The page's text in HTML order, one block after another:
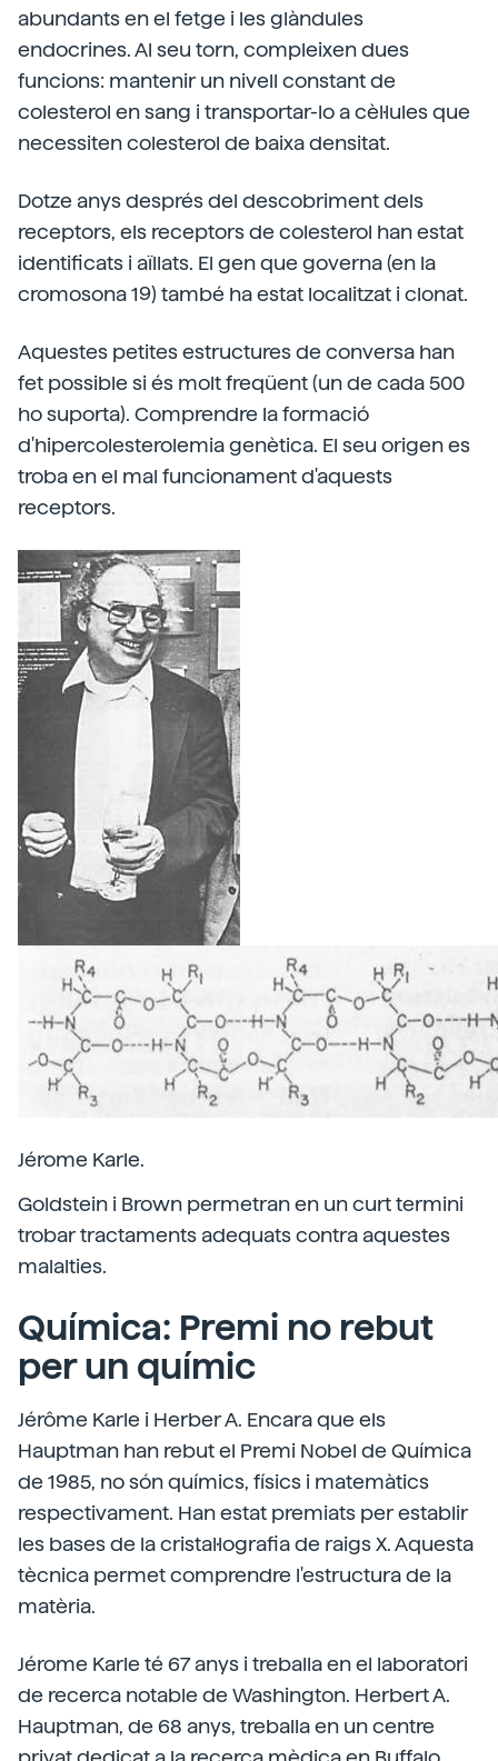
abundants en el fetge i les glàndules
endocrines. Al seu torn, compleixen dues
funcions: mantenir un nivell constant de
colesterol en sang i transportar-lo a cèl·lules que
necessiten colesterol de baixa densitat.
Dotze anys després del descobriment dels
receptors, els receptors de colesterol han estat
identificats i aïllats. El gen que governa (en la
cromosona 19) també ha estat localitzat i clonat.
Aquestes petites estructures de conversa han
fet possible si és molt freqüent (un de cada 500
ho suporta). Comprendre la formació
d'hipercolesterolemia genètica. El seu origen es
troba en el mal funcionament d'aquests
receptors.
Jérome Karle.
Goldstein i Brown permetran en un curt termini
trobar tractaments adequats contra aquestes
malalties.
Química: Premi no rebut
per un químic
Jérôme Karle i Herber A. Encara que els
Hauptman han rebut el Premi Nobel de Química
de 1985, no són químics, físics i matemàtics
respectivament. Han estat premiats per establir
les bases de la cristal·lografia de raigs X. Aquesta
tècnica permet comprendre l'estructura de la
matèria.
Jérome Karle té 67 anys i treballa en el laboratori
de recerca notable de Washington. Herbert A.
Hauptman, de 68 anys, treballa en un centre